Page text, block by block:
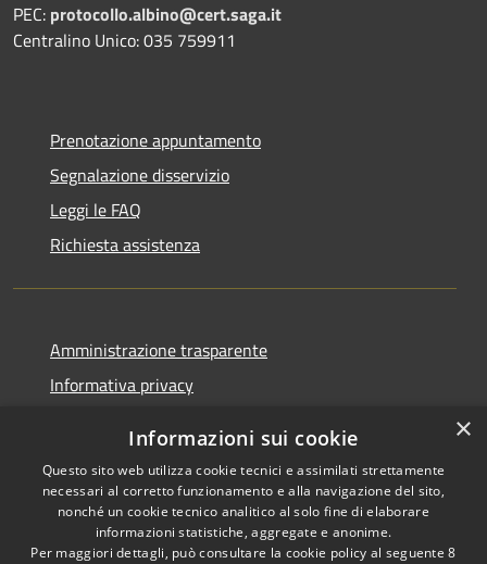
PEC: protocollo.albino@cert.saga.it
Centralino Unico: 035 759911
Prenotazione appuntamento
Segnalazione disservizio
Leggi le FAQ
Richiesta assistenza
Amministrazione trasparente
Informativa privacy
Dichiarazione di accessibilità
×
Informazioni sui cookie
Questo sito web utilizza cookie tecnici e assimilati strettamente
necessari al corretto funzionamento e alla navigazione del sito,
nonché un cookie tecnico analitico al solo fine di elaborare
informazioni statistiche, aggregate e anonime.
Per maggiori dettagli, può consultare la cookie policy al seguente8